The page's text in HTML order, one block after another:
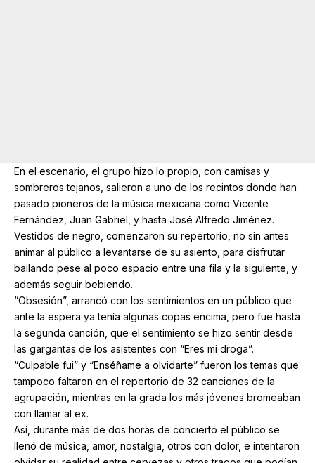
En el escenario, el grupo hizo lo propio, con camisas y
sombreros tejanos, salieron a uno de los recintos donde han
pasado pioneros de la música mexicana como Vicente
Fernández, Juan Gabriel, y hasta José Alfredo Jiménez.
Vestidos de negro, comenzaron su repertorio, no sin antes
animar al público a levantarse de su asiento, para disfrutar
bailando pese al poco espacio entre una fila y la siguiente, y
además seguir bebiendo.
“Obsesión”, arrancó con los sentimientos en un público que
ante la espera ya tenía algunas copas encima, pero fue hasta
la segunda canción, que el sentimiento se hizo sentir desde
las gargantas de los asistentes con “Eres mi droga”.
“Culpable fui” y “Enséñame a olvidarte” fueron los temas que
tampoco faltaron en el repertorio de 32 canciones de la
agrupación, mientras en la grada los más jóvenes bromeaban
con llamar al ex.
Así, durante más de dos horas de concierto el público se
llenó de música, amor, nostalgia, otros con dolor, e intentaron